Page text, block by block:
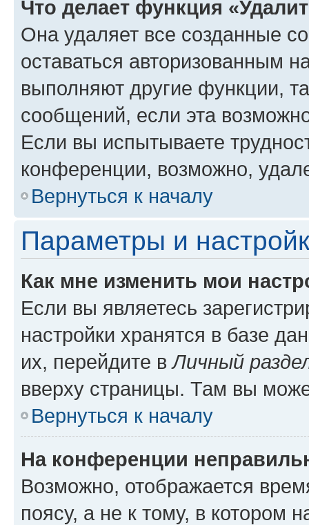
Что делает функция
Она удаляет все созданные
оставаться авторизованным
выполняют другие функции,
сообщений, если эта
Если вы испытываете
конференции, возможно,
Вернуться к началу
Параметры и
Как мне изменить мои
Если вы являетесь
настройки хранятся в базе
их, перейдите вЛичный
вверху страницы. Там вы
Вернуться к началу
На конференции
Возможно, отображается
поясу, а не к тому, в котором